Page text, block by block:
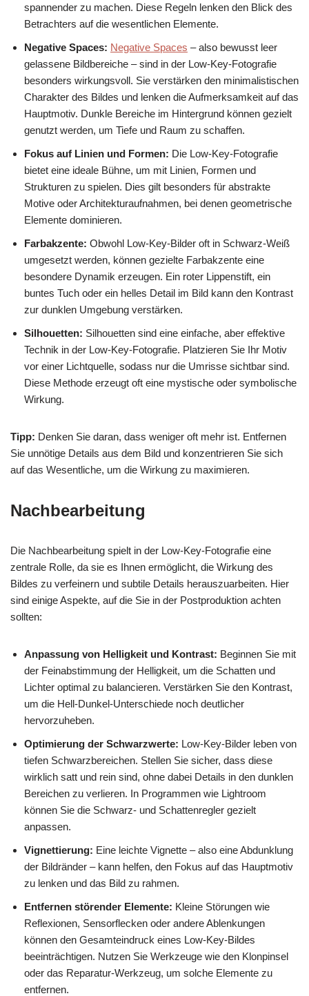
spannender zu machen. Diese Regeln lenken den Blick des
Betrachters auf die wesentlichen Elemente.
Negative Spaces: Negative Spaces – also bewusst leer
gelassene Bildbereiche – sind in der Low-Key-Fotografie
besonders wirkungsvoll. Sie verstärken den minimalistischen
Charakter des Bildes und lenken die Aufmerksamkeit auf das
Hauptmotiv. Dunkle Bereiche im Hintergrund können gezielt
genutzt werden, um Tiefe und Raum zu schaffen.
Fokus auf Linien und Formen: Die Low-Key-Fotografie
bietet eine ideale Bühne, um mit Linien, Formen und
Strukturen zu spielen. Dies gilt besonders für abstrakte
Motive oder Architekturaufnahmen, bei denen geometrische
Elemente dominieren.
Farbakzente: Obwohl Low-Key-Bilder oft in Schwarz-Weiß
umgesetzt werden, können gezielte Farbakzente eine
besondere Dynamik erzeugen. Ein roter Lippenstift, ein
buntes Tuch oder ein helles Detail im Bild kann den Kontrast
zur dunklen Umgebung verstärken.
Silhouetten: Silhouetten sind eine einfache, aber effektive
Technik in der Low-Key-Fotografie. Platzieren Sie Ihr Motiv
vor einer Lichtquelle, sodass nur die Umrisse sichtbar sind.
Diese Methode erzeugt oft eine mystische oder symbolische
Wirkung.
Tipp: Denken Sie daran, dass weniger oft mehr ist. Entfernen
Sie unnötige Details aus dem Bild und konzentrieren Sie sich
auf das Wesentliche, um die Wirkung zu maximieren.
Nachbearbeitung
Die Nachbearbeitung spielt in der Low-Key-Fotografie eine
zentrale Rolle, da sie es Ihnen ermöglicht, die Wirkung des
Bildes zu verfeinern und subtile Details herauszuarbeiten. Hier
sind einige Aspekte, auf die Sie in der Postproduktion achten
sollten:
Anpassung von Helligkeit und Kontrast: Beginnen Sie mit
der Feinabstimmung der Helligkeit, um die Schatten und
Lichter optimal zu balancieren. Verstärken Sie den Kontrast,
um die Hell-Dunkel-Unterschiede noch deutlicher
hervorzuheben.
Optimierung der Schwarzwerte: Low-Key-Bilder leben von
tiefen Schwarzbereichen. Stellen Sie sicher, dass diese
wirklich satt und rein sind, ohne dabei Details in den dunklen
Bereichen zu verlieren. In Programmen wie Lightroom
können Sie die Schwarz- und Schattenregler gezielt
anpassen.
Vignettierung: Eine leichte Vignette – also eine Abdunklung
der Bildränder – kann helfen, den Fokus auf das Hauptmotiv
zu lenken und das Bild zu rahmen.
Entfernen störender Elemente: Kleine Störungen wie
Reflexionen, Sensorflecken oder andere Ablenkungen
können den Gesamteindruck eines Low-Key-Bildes
beeinträchtigen. Nutzen Sie Werkzeuge wie den Klonpinsel
oder das Reparatur-Werkzeug, um solche Elemente zu
entfernen.